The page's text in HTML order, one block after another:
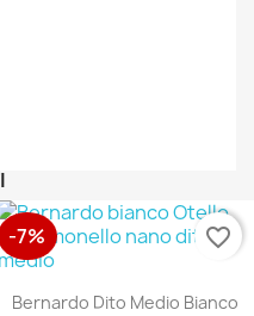
Bernardo Dito Medio Bianco
-7% favorite_border